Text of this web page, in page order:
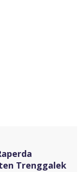
Trenggalek